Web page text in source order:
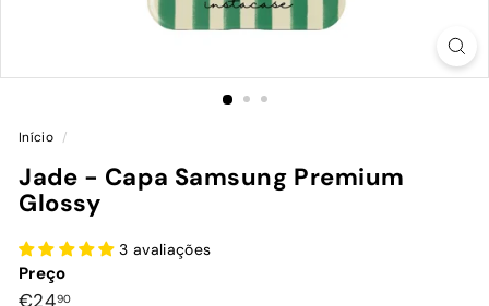
Início /
Jade - Capa Samsung Premium
Glossy
3 avaliações
Preço
Preço
€2490€24,90